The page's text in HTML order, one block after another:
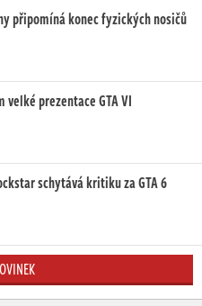
připomíná konec fyzických nosičů
prezentace GTA VI
schytává kritiku za GTA 6